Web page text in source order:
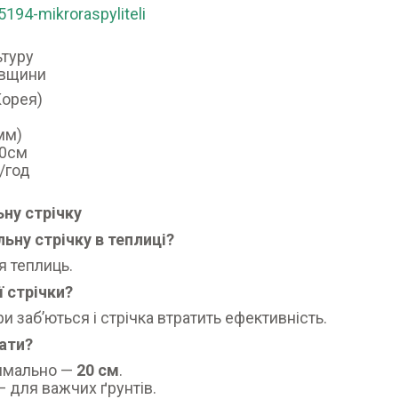
mikroraspyliteli
год
стрічку
стрічку в теплиці?
теплиць.
заб’ються і стрічка втратить ефективність.
— 20 см.
для важчих ґрунтів.